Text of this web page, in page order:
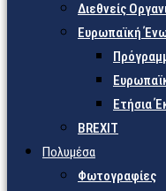
Διεθνείς
Ευρωπαϊκή
Ετήσια
BREXIT
Πολυμέσα
Φωτογραφίες